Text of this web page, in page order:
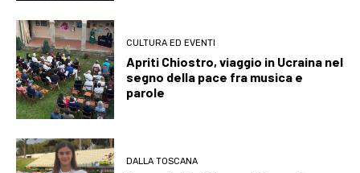
CULTURA ED EVENTI
Apriti Chiostro, viaggio in Ucraina nel
segno della pace fra musica e
parole
DALLA TOSCANA